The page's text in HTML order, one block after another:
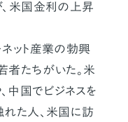
、米国金利の上昇
ット産業の勃興
者たちがいた。米
中国でビジネスを
れた人、米国に訪